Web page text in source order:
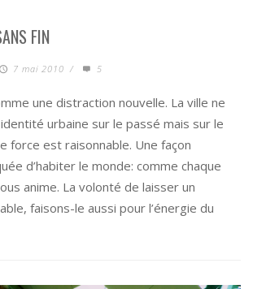
FIN
7 mai 2010 / 5
une distraction nouvelle. La ville ne
urbaine sur le passé mais sur le
force est raisonnable. Une façon
d’habiter le monde: comme chaque
anime. La volonté de laisser un
faisons-le aussi pour l’énergie du